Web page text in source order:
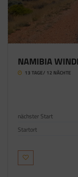
NAMIBIA
13 TAGE/ 12 NÄCHTE
nächster Start
Startort